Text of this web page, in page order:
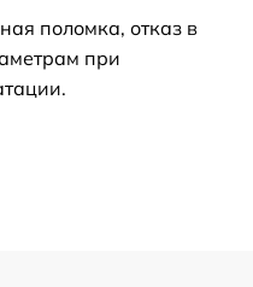
поломка, отказ в
при